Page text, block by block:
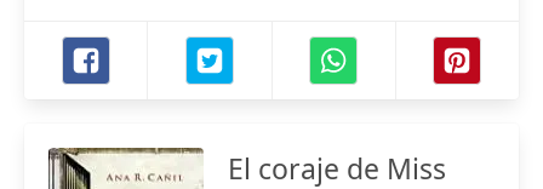
El coraje de Miss